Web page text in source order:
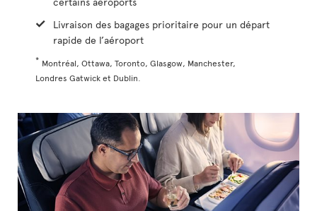
Livraison des bagages prioritaire pour un départ
rapide de l’aéroport
* Montréal, Ottawa, Toronto, Glasgow, Manchester,
Londres Gatwick et Dublin.